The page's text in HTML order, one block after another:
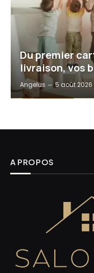
Du premier
livraison, vos
Angelus 5 août 2026
A PROPOS